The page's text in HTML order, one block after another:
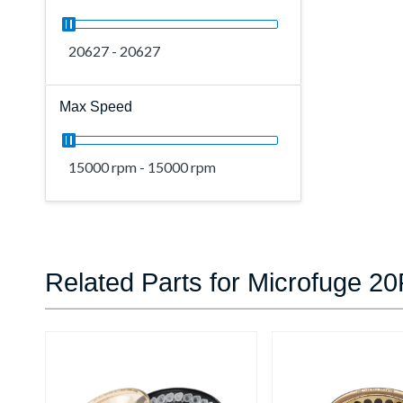
20627 - 20627
Max Speed
15000 rpm - 15000 rpm
Related Parts for Microfuge